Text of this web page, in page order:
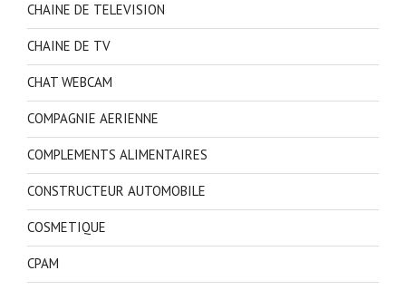
CHAINE DE TELEVISION
CHAINE DE TV
CHAT WEBCAM
COMPAGNIE AERIENNE
COMPLEMENTS ALIMENTAIRES
CONSTRUCTEUR AUTOMOBILE
COSMETIQUE
CPAM